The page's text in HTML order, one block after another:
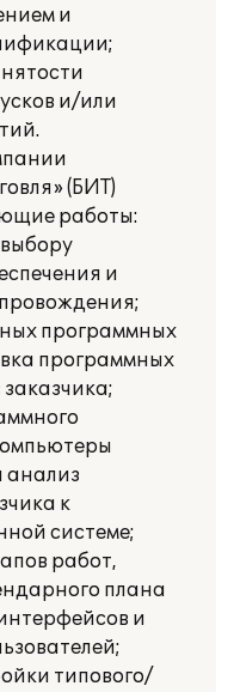
и
и/или
(БИТ)
работы:
и
программных
программных
анализ
к
системе;
работ,
плана
и
типового/